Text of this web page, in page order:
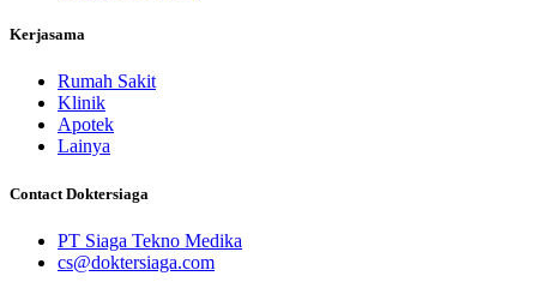
Kerjasama
Rumah Sakit
Klinik
Apotek
Lainya
Contact Doktersiaga
PT Siaga Tekno Medika
cs@doktersiaga.com